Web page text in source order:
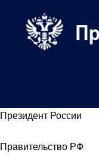
Президент России
Правительство РФ